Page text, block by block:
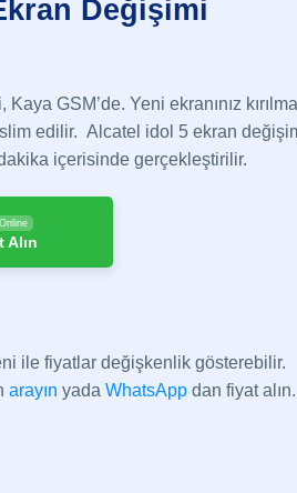
Değişimi
GSM’de. Yeni ekranınız
edilir. Alcatel idol 5 ekran
içerisinde gerçekleştirilir.
Online
Alın
ile fiyatlar değişkenlik gösterebilir.
arayın yada WhatsApp dan fiyat alın.